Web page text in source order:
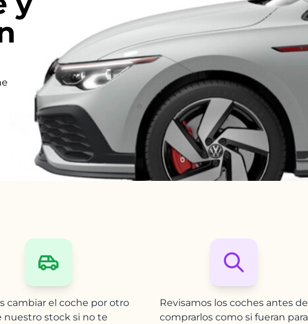
cambiar el coche por otro
nuestro stock si no te
Revisamos los coches antes de
comprarlos como si fueran para